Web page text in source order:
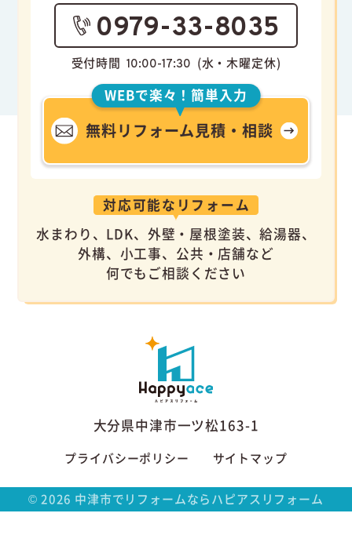
0979-33-8035
受付時間 10:00-17:30 (水・木曜定休)
WEBで楽々！簡単入力
無料リフォーム見積・相談
対応可能なリフォーム
水まわり、LDK、外壁・屋根塗装、給湯器、
外構、小工事、公共・店舗など
何でもご相談ください
大分県中津市一ツ松163-1
プライバシーポリシー サイトマップ
© 2026 中津市でリフォームならハピアスリフォーム